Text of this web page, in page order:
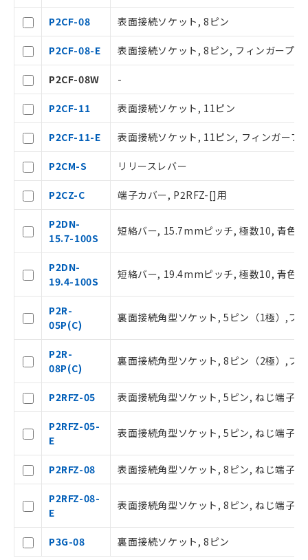
P2CF-08 表面接続ソケット, 8ピン
P2CF-08-E 表面接続ソケット, 8ピン, フィンガープロ
P2CF-08W -
P2CF-11 表面接続ソケット, 11ピン
P2CF-11-E 表面接続ソケット, 11ピン, フィンガープ
P2CM-S リリースレバー
P2CZ-C 端子カバー, P2RFZ-[]用
P2DN-
15.7-100S
短絡バー, 15.7mmピッチ, 極数10, 青色,
P2DN-
19.4-100S
短絡バー, 19.4mmピッチ, 極数10, 青色,
P2R-
05P(C)
裏面接続角型ソケット, 5ピン（1極）,プ
P2R-
08P(C)
裏面接続角型ソケット, 8ピン（2極）,プ
P2RFZ-05 表面接続角型ソケット, 5ピン, ねじ端子,
P2RFZ-05-
E
表面接続角型ソケット, 5ピン, ねじ端子,
P2RFZ-08 表面接続角型ソケット, 8ピン, ねじ端子,
P2RFZ-08-
E
表面接続角型ソケット, 8ピン, ねじ端子,
P3G-08 裏面接続ソケット, 8ピン
記
号
説明
○ 一定数以上の在庫あり
△
－
在庫なし(最新の在庫状況につ
いては、お客様のお取引先、ま
たはお客様担当のオムロン制御
機器販売店・当社販売員にご確
認ください)
白
情報を公開していない機種
以下の条件をお読みいただき、同意のうえ
ご利用ください。
本サービスは、当社制御機器事業取扱
商品の当社在庫状況および標準価格(税
抜)を提供させていただくものです。
当社制御機器事業取扱商品の中には、
本サービスの対象外となる商品もある
ことをご了承ください。
在庫状況および標準価格照会結果は、
記載している更新日時点での社内デー
タに基づき作成されるものであり、閲
覧された時点での実際の在庫および標
準価格とは異なる場合があることをご
正式な納期状況および標準価格はお客
様のお取引先、またはお客様担当のオ
ご相談ください。
オムロン制御機器販売店や当社販売拠
ください。
在庫状況および標準価格結果を当社の
示しないようお願いします。
マイパーツ機能（部品リスト作成サー
ビス）をご利用いただくには、I-Web
メンバーズにご登録されている必要が
あります。
お客様が当ウェブサイト上で当社にご
登録された部品リストについて、当社
および当社の共同利用者が、当社の製
品・サービスに関するお客様との取
引・商談に必要な範囲で利用すること
をご了承ください。
※当社の共同利用者とは、"個人情報
の共同利用に関して"
の「1.共同利
用者の範囲」に記載されている法人を